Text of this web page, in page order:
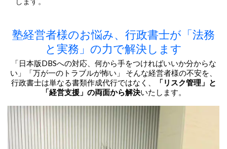
塾経営者様のお悩み、行政書士が「法務
と実務」の力で解決します
「日本版DBSへの対応、何から手をつければいいか分からな
い」「万が一のトラブルが怖い」 そんな経営者様の不安を、
行政書士は単なる書類作成代行ではなく、
「リスク管理」と
「経営支援」の両面から解決いたします。